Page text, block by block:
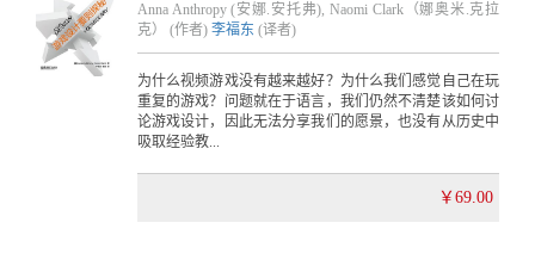
Anna Anthropy (安娜.安托弗), Naomi Clark（娜奥米.克拉
克） (作者) 李福东 (译者)
为什么视频游戏没有越来越好？为什么我们感觉自己在玩
重复的游戏？问题就在于语言，我们仍然不清楚该如何讨
论游戏设计，因此无法分享我们的愿景，也没有从历史中
吸取经验教...
￥69.00